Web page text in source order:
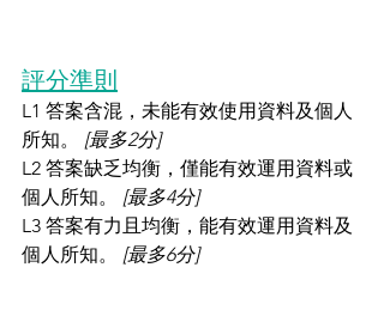
評分準則
L1 答案含混，未能有效使用資料及個人
所知。 [最多2分]
L2 答案缺乏均衡，僅能有效運用資料或
個人所知。 [最多4分]
L3 答案有力且均衡，能有效運用資料及
個人所知。 [最多6分]